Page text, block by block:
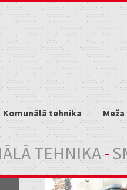
Komunālā tehnika
TEHNIKA-